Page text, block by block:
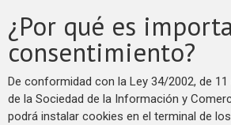
¿Por qué es
consentimiento?
De conformidad con la Ley 34/2002, de 11
de la Sociedad de la Información y
podrá instalar cookies en el terminal de